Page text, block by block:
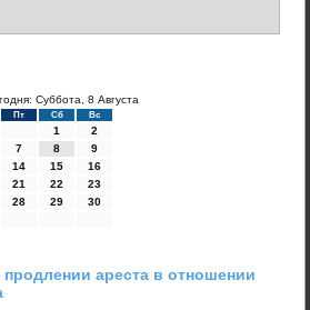
Суббота, 8 Августа
Пт Сб Вс
1
2
7 8
9
14 15
16
21 22
23
28 29
30
ареста в отношении